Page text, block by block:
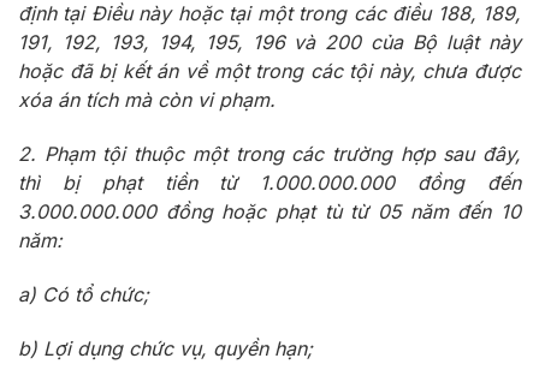
định tại Điều này hoặc tại một trong các điều 188, 189,
191, 192, 193, 194, 195, 196 và 200 của Bộ luật này
hoặc đã bị kết án về một trong các tội này, chưa được
xóa án tích mà còn vi phạm.
2. Phạm tội thuộc một trong các trường hợp sau đây,
thì bị phạt tiền từ 1.000.000.000 đồng đến
3.000.000.000 đồng hoặc phạt tù từ 05 năm đến 10
năm:
a) Có tổ chức;
b) Lợi dụng chức vụ, quyền hạn;